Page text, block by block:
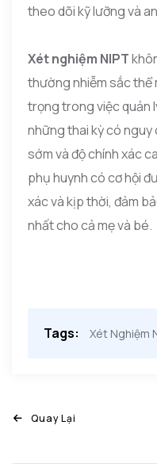
theo dõi kỹ lưỡng và
Xét nghiệm NIPT
thường nhiễm sắc thể
trọng trong việc quản
những thai kỳ có nguy
sớm và độ chính xác
phụ huynh có cơ hội
xác và kịp thời, đảm
nhất cho cả mẹ và bé.
Tags: Xét Nghiệm
Quay Lại